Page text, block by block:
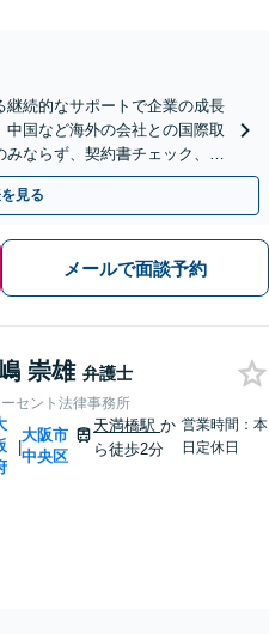
継続的なサポートで企業の成長
国など海外の会社との国際取
ならず、契約書チェック、債
む予防法務に対応
見る
メールで面談予約
崇雄 弁護士
セント法律事務所
|
大阪市
中央区
天満橋駅か
ら徒歩2分
営業時間：本
日定休日